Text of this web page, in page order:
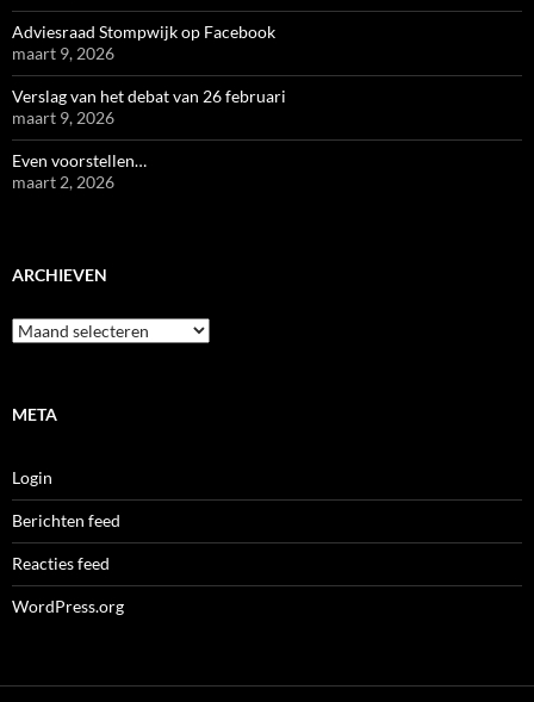
Adviesraad Stompwijk op Facebook
maart 9, 2026
Verslag van het debat van 26 februari
maart 9, 2026
Even voorstellen…
maart 2, 2026
ARCHIEVEN
Archieven
META
Login
Berichten feed
Reacties feed
WordPress.org